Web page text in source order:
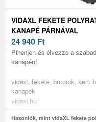
VIDAXL FEKETE
KANAPÉ PÁRNÁVAL
24 940 Ft
Pihenjen és élvezze a
kanapén!
vidaxl, fekete, bútorok, kerti
kanapék
vidaxl.hu
Hasonlók, mint vidaXL fekete